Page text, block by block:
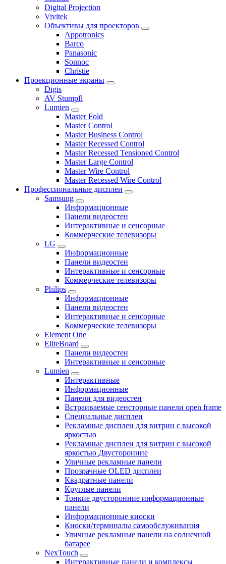
Digital Projection
Vivitek
Объективы для проекторов
Appotronics
Barco
Panasonic
Sonnoc
Сhristie
Проекционные экраны
Digis
AV Stumpfl
Lumien
Master Fold
Master Control
Master Business Control
Master Recessed Control
Master Recessed Tensioned Control
Master Large Control
Master Wire Control
Master Recessed Wire Control
Профессиональные дисплеи
Samsung
Информационные
Панели видеостен
Интерактивные и сенсорные
Коммерческие телевизоры
LG
Информационные
Панели видеостен
Интерактивные и сенсорные
Коммерческие телевизоры
Philips
Информационные
Панели видеостен
Интерактивные и сенсорные
Коммерческие телевизоры
Element One
EliteBoard
Панели видеостен
Интерактивные и сенсорные
Lumien
Интерактивные
Информационные
Панели для видеостен
Встраиваемые сенсторные панели open frame
Специальные дисплеи
Рекламные дисплеи для витрин с высокой
яркостью
Рекламные дисплеи для витрин с высокой
яркостью Двусторонние
Уличные рекламные панели
Прозрачные OLED дисплеи
Квадратные панели
Круглые панели
Тонкие двусторонние информационные
панели
Информационные киоски
Киоски/терминалы самообслуживания
Уличные рекламные панели на солнечной
батарее
NexTouch
Интерактивные панели и комплексы